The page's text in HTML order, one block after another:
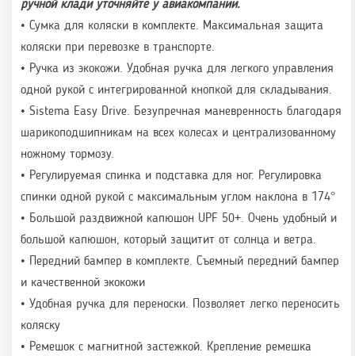
ручной клади уточняйте у авиакомпании.
• Сумка для коляски в комплекте. Максимальная защита
коляски при перевозке в транспорте.
• Ручка из экокожи. Удобная ручка для легкого управления
одной рукой с интегрированной кнопкой для складывания.
• Sistema Easy Drive. Безупречная маневренность благодаря
шарикоподшипникам на всех колесах и централизованному
ножному тормозу.
• Регулируемая спинка и подставка для ног. Регулировка
спинки одной рукой с максимальным углом наклона в 174°
• Большой раздвижной капюшон UPF 50+. Очень удобный и
большой капюшон, который защитит от солнца и ветра.
• Передний бампер в комплекте. Съемный передний бампер
и качественной экокожи
• Удобная ручка для переноски. Позволяет легко переносить
коляску
• Ремешок с магнитной застежкой. Крепление ремешка